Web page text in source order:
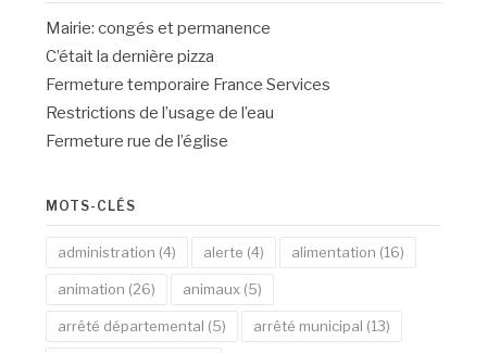
Mairie: congés et permanence
C’était la dernière pizza
Fermeture temporaire France Services
Restrictions de l’usage de l’eau
Fermeture rue de l’église
MOTS-CLÉS
administration (4) alerte (4) alimentation (16)
animation (26) animaux (5)
arrêté départemental (5) arrêté municipal (13)